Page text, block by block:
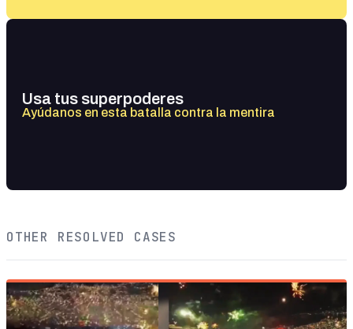
Usa tus superpoderes
Ayúdanos en esta batalla contra la mentira
OTHER RESOLVED CASES